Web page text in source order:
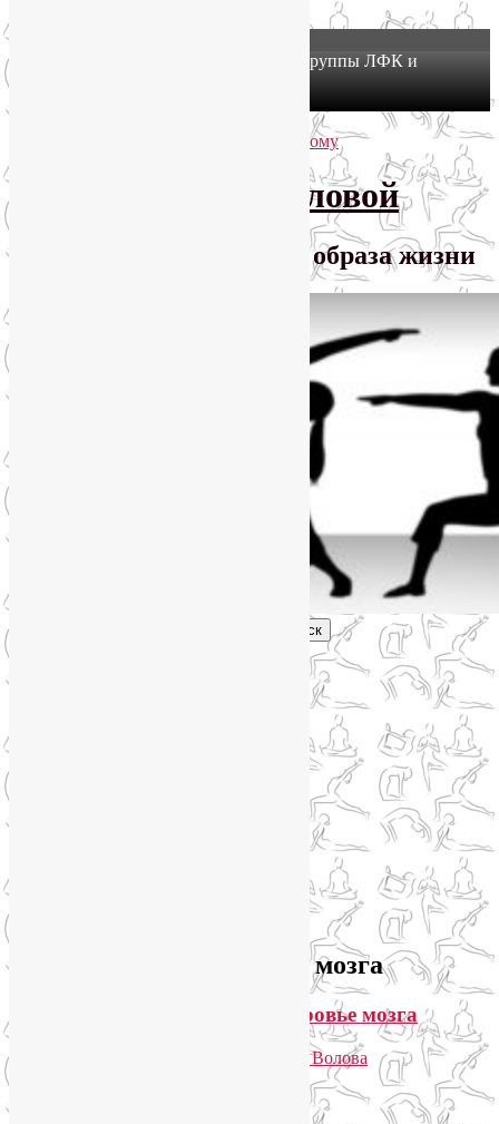
Йогатерапия в Москве: приглашаем в группы ЛФК и
Перейти к дополнительному содержимому
SmartYoga Лии Воловой
Практики для здорового образа жизни
БАДы для мозга
Асаны на баланс, БАДы и здоровье мозга
Лия Волова